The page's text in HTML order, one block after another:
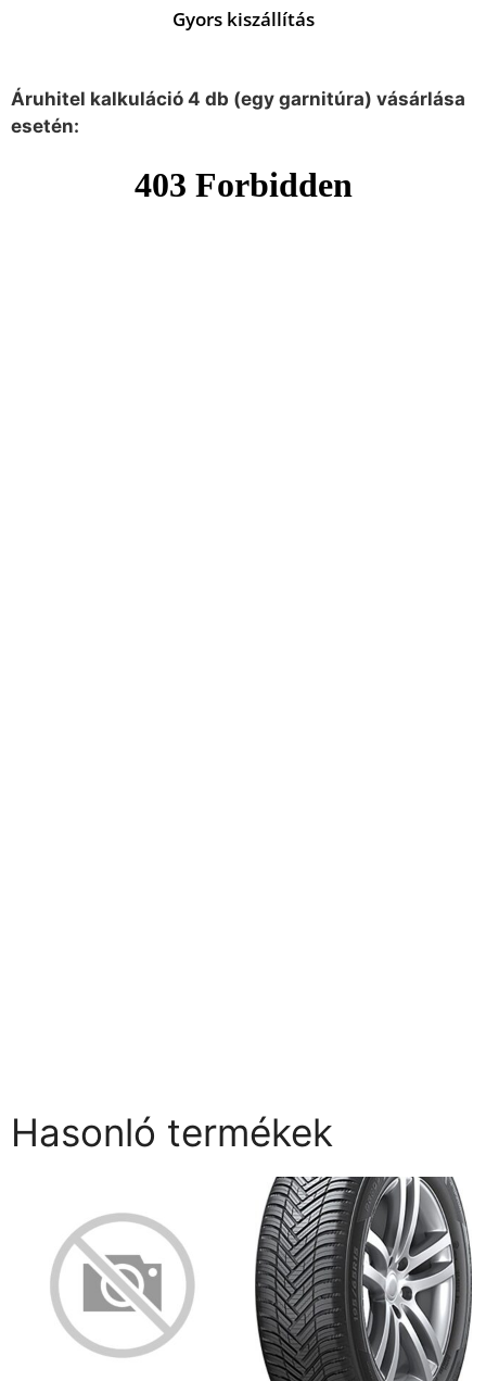
Gyors kiszállítás
Áruhitel kalkuláció 4 db (egy garnitúra) vásárlása
esetén:
Hasonló termékek